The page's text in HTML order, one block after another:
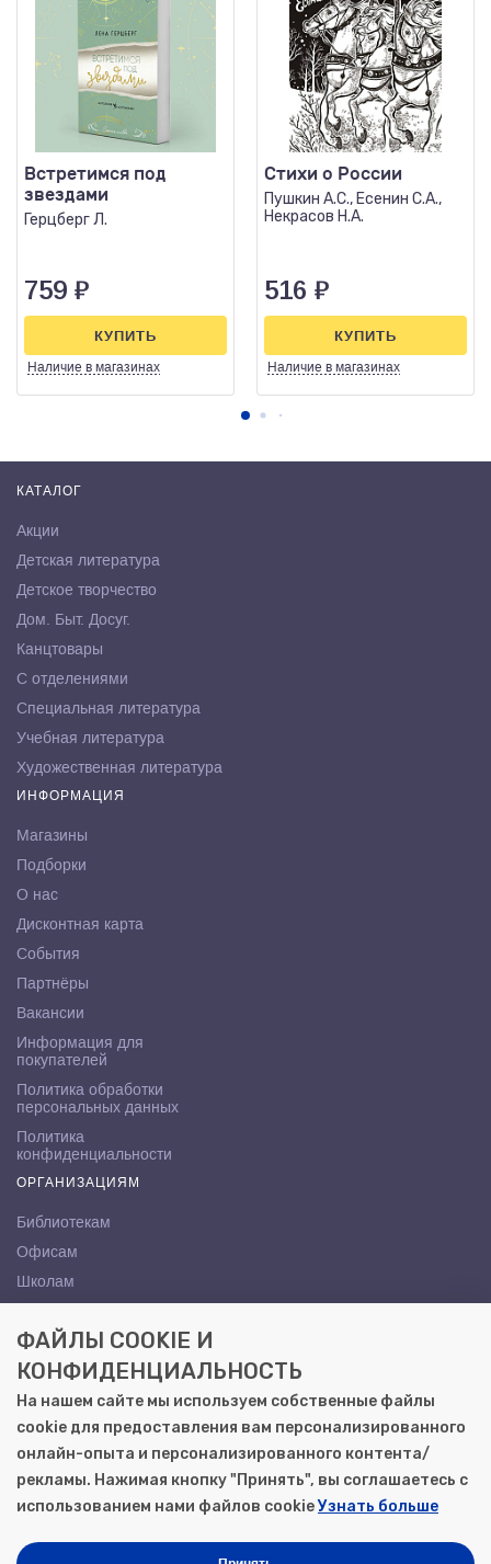
Встретимся под
звездами
Герцберг Л.
759 ₽
Наличие в магазинах
КУПИТЬ
Стихи о России
Пушкин А.С., Есенин С.А.,
Некрасов Н.А.
516 ₽
Наличие в магазинах
КУПИТЬ
КАТАЛОГ
Акции
Детская литература
Детское творчество
Дом. Быт. Досуг.
Канцтовары
С отделениями
Специальная литература
Учебная литература
Художественная литература
ИНФОРМАЦИЯ
Магазины
Подборки
О нас
Дисконтная карта
События
Партнёры
Вакансии
Информация для
покупателей
Политика обработки
персональных данных
Политика
конфиденциальности
ОРГАНИЗАЦИЯМ
Библиотекам
Офисам
Школам
КОНТАКТЫ
Саратов, ул. Осипова, 10А
+7 (8452) 72-65-65
gemera@moya-kniga.ru
Моя книга | Сеть книжных магазинов в Саратове
ФАЙЛЫ COOKIE И
КОНФИДЕНЦИАЛЬНОСТЬ
На нашем сайте мы используем собственные файлы
cookie для предоставления вам персонализированного
онлайн-опыта и персонализированного контента/
рекламы. Нажимая кнопку "Принять", вы соглашаетесь с
использованием нами файлов cookieУзнать больше